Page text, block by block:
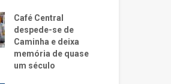
Café Central
despede-se de
Caminha e deixa
memória de quase
um século